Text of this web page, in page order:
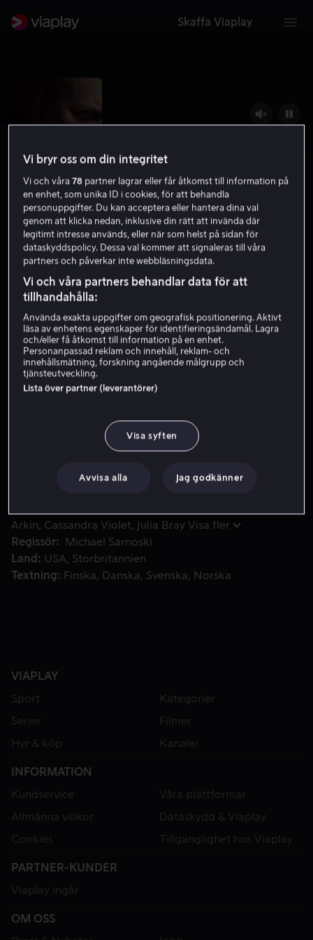
Skaffa Viaplay
Pig
HD
Hyr 49 kr
Köp 139 kr
En enstörig tryffeljägare lämnar tryggheten i Oregons
En enstörig tryffeljägare lämnar tryggheten i Oregons
vildmarker för att söka upp den stadsbo som stulit hans
tryffelgris. I Portland finns både den han söker, och det
Arkin
Cassandra Violet Julia Bray Visa fler
Regissör
Michael Sarnoski
Land
USA
Storbritannien
Textning
Finska Danska Svenska Norska
VIAPLAY
Sport
Kategorier
Serier
Filmer
Hyr & köp
Kanaler
INFORMATION
Kundservice
Våra plattformar
Allmänna villkor
Dataskydd & Viaplay
Cookies
Tillgänglighet hos Viaplay
PARTNER-KUNDER
Viaplay ingår
OM OSS
Vi bryr oss om din integritet
Vi och våra78 partner lagrar eller får åtkomst till information på
en enhet, som unika ID i cookies, för att behandla
personuppgifter. Du kan acceptera eller hantera dina val
genom att klicka nedan, inklusive din rätt att invända där
legitimt intresse används, eller när som helst på sidan för
dataskyddspolicy. Dessa val kommer att signaleras till våra
partners och påverkar inte webbläsningsdata.
Vi och våra partners behandlar data för att
tillhandahålla:
Använda exakta uppgifter om geografisk positionering. Aktivt
läsa av enhetens egenskaper för identifieringsändamål. Lagra
och/eller få åtkomst till information på en enhet.
Personanpassad reklam och innehåll, reklam- och
innehållsmätning, forskning angående målgrupp och
tjänsteutveckling.
Lista över partner (leverantörer)
Visa syften
Avvisa alla Jag godkänner